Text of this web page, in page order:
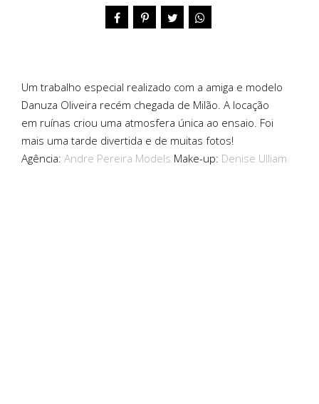
Um trabalho especial realizado com a amiga e modelo
Danuza Oliveira recém chegada de Milão. A locação
em ruínas criou uma atmosfera única ao ensaio. Foi
mais uma tarde divertida e de muitas fotos!
Agência: Andre Pereira Models Make-up: Denise Ulliam